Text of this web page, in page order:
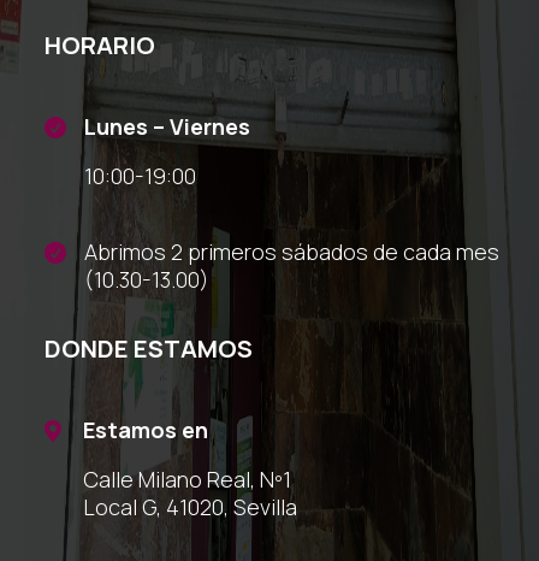
HORARIO

Lunes – Viernes
10:00-19:00

Abrimos 2 primeros sábados de cada mes
(10.30-13.00)
DONDE ESTAMOS

Estamos en
Calle Milano Real, Nº1
Local G, 41020, Sevilla